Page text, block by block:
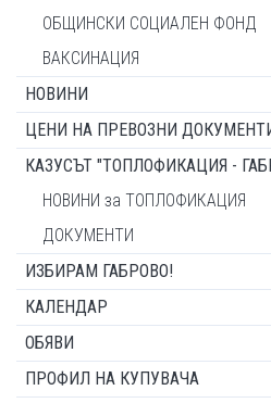
ОБЩИНСКИ СОЦИАЛЕН ФОНД
ВАКСИНАЦИЯ
НОВИНИ
ЦЕНИ НА ПРЕВОЗНИ
КАЗУСЪТ "ТОПЛОФИКАЦИЯ -
НОВИНИ за ТОПЛОФИКАЦИЯ
ДОКУМЕНТИ
ИЗБИРАМ ГАБРОВО!
КАЛЕНДАР
ОБЯВИ
ПРОФИЛ НА КУПУВАЧА